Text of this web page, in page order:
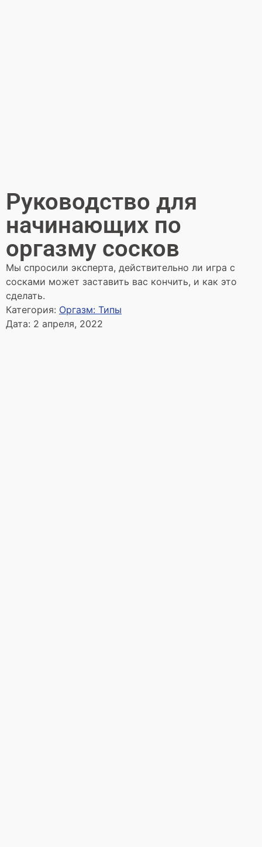
Руководство для
начинающих по
оргазму сосков
Мы спросили эксперта, действительно ли игра с
сосками может заставить вас кончить, и как это
сделать.
Категория: Оргазм: Типы
Дата: 2 апреля, 2022